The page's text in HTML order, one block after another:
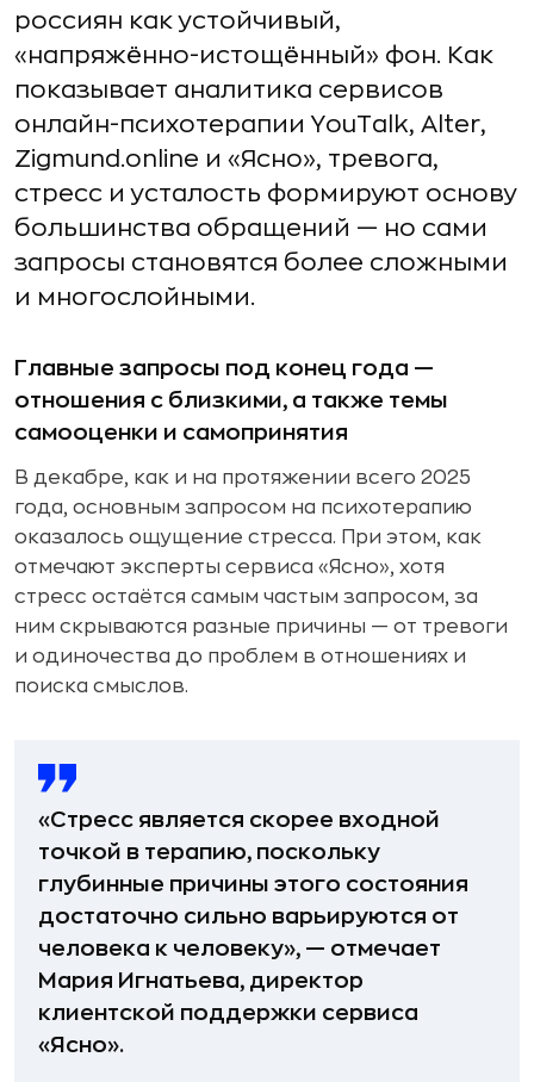
россиян как устойчивый,
«напряжённо-истощённый» фон. Как
показывает аналитика сервисов
онлайн-психотерапии YouTalk, Alter,
Zigmund.online и «Ясно», тревога,
стресс и усталость формируют основу
большинства обращений — но сами
запросы становятся более сложными
и многослойными.
Главные запросы под конец года —
отношения с близкими, а также темы
самооценки и самопринятия
В декабре, как и на протяжении всего 2025
года, основным запросом на психотерапию
оказалось ощущение стресса. При этом, как
отмечают эксперты сервиса «Ясно», хотя
стресс остаётся самым частым запросом, за
ним скрываются разные причины — от тревоги
и одиночества до проблем в отношениях и
поиска смыслов.
«Стресс является скорее входной
точкой в терапию, поскольку
глубинные причины этого состояния
достаточно сильно варьируются от
человека к человеку», — отмечает
Мария Игнатьева, директор
клиентской поддержки сервиса
«Ясно».